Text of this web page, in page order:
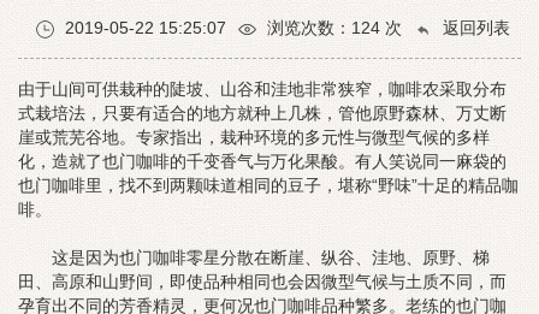
2019-05-22 15:25:07 浏览次数： 124 次 返回列表
由于山间可供栽种的陡坡、山谷和洼地非常狭窄，咖啡农采取分布
式栽培法，只要有适合的地方就种上几株，管他原野森林、万丈断
崖或荒芜谷地。专家指出，栽种环境的多元性与微型气候的多样
化，造就了也门咖啡的千变香气与万化果酸。有人笑说同一麻袋的
也门咖啡里，找不到两颗味道相同的豆子，堪称“野味”十足的精品咖
啡。
这是因为也门咖啡零星分散在断崖、纵谷、洼地、原野、梯
田、高原和山野间，即使品种相同也会因微型气候与土质不同，而
孕育出不同的芳香精灵，更何况也门咖啡品种繁多。老练的也门咖